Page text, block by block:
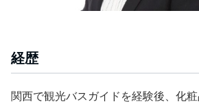
経歴
関西で観光バスガイドを経験後、化粧